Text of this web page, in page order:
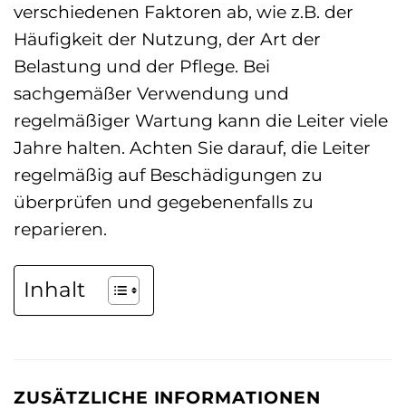
verschiedenen Faktoren ab, wie z.B. der
Häufigkeit der Nutzung, der Art der
Belastung und der Pflege. Bei
sachgemäßer Verwendung und
regelmäßiger Wartung kann die Leiter viele
Jahre halten. Achten Sie darauf, die Leiter
regelmäßig auf Beschädigungen zu
überprüfen und gegebenenfalls zu
reparieren.
Inhalt
ZUSÄTZLICHE INFORMATIONEN